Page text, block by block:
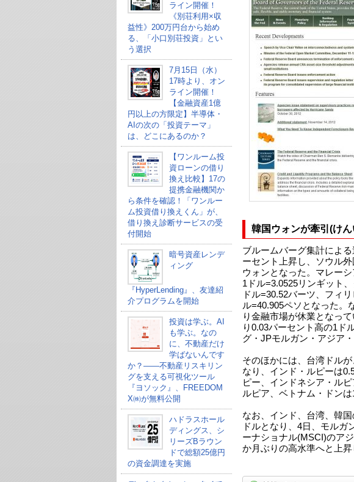
ライン開催！
《別荘利用×収
益性》200万円台から始め
る、「小口別荘投資」とい
う選択
7月15日（水）
17時より、オン
ライン開催！
【金融資産1億
円以上の方限定】半導体・
AIの次の「投資テーマ」
は、どこにあるのか？
【ワンルーム投
資ローンの借り
換え比較】17の
提携金融機関か
ら条件を確認！「ワンルー
ム投資借り換えくん」が、
借り換え診断サービスの受
付開始
暗号資産レンデ
ィング
『HyperLending』、友達紹
介プログラムを開始
投資は学ぶ。AI
も学ぶ。なの
に、不動産だけ
学ばないんです
か？——不動産リスキリン
グを支える可視化ツール
『ヨソック』、FREEDOM
X㈱が無料公開
ハドラスホール
ディングス、シ
リーズBラウン
ドで総額25億円
の資金調達を実施
韓国ウォンが牽引(け
ブルームバーグ集計によ
ーセント上昇し、ソウル
ウォンとなった。マレー
1ドル=3.0525リンギット
ドル=30.52バーツ、フィ
ル=40.905ペソとなった。
り金融市場が休業となっ
り0.03パーセント高の1ド
グ・JPモルガン・アジア
そのほかには、台湾ドル
なり、インド・ルピーは
ピー、インドネシア・ル
ルピア、ベトナム・ドンは
なお、インド、台湾、韓
ドルとなり、4日、モルガ
ーナショナル(MSCI)のア
か月ぶりの高水準へと上昇